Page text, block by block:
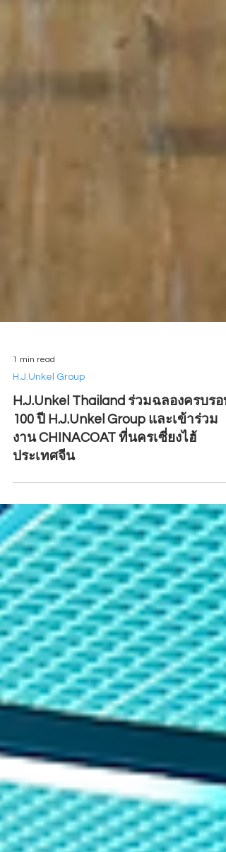
1 min read
H.J.Unkel Group
H.J.Unkel Thailand ร่วมฉลองครบรอบ
งาน CHINACOAT ที่นครเซี่ยงไฮ้
ประเทศจีน